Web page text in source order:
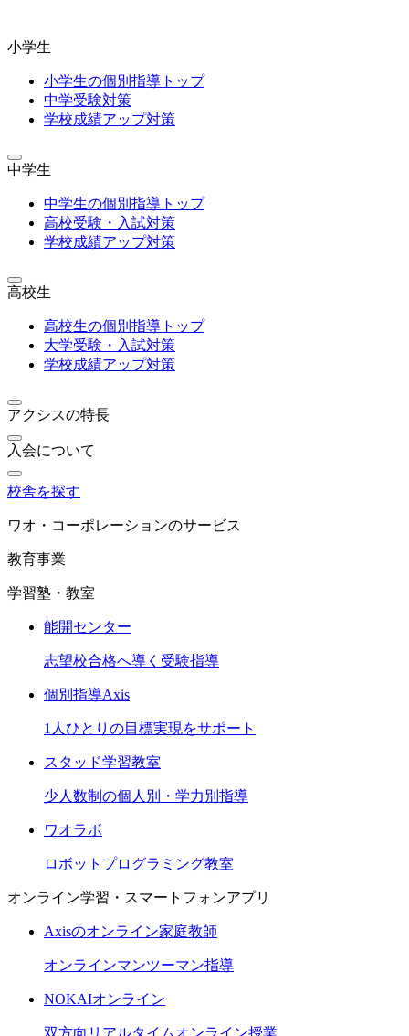
小学生
小学生の個別指導トップ
中学受験対策
学校成績アップ対策
中学生
中学生の個別指導トップ
高校受験・入試対策
学校成績アップ対策
高校生
高校生の個別指導トップ
大学受験・入試対策
学校成績アップ対策
アクシスの特長
入会について
校舎を探す
ワオ・コーポレーションのサービス
教育事業
学習塾・教室
能開センター
志望校合格へ導く受験指導
個別指導Axis
1人ひとりの目標実現をサポート
スタッド学習教室
少人数制の個人別・学力別指導
ワオラボ
ロボットプログラミング教室
オンライン学習・スマートフォンアプリ
Axisのオンライン家庭教師
オンラインマンツーマン指導
NOKAIオンライン
双方向リアルタイムオンライン授業